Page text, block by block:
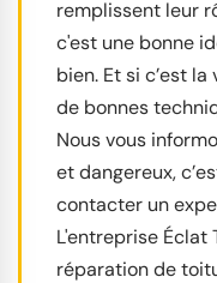
remplissent leur
c'est une bonne
bien. Et si c’est
de bonnes
Nous vous
et dangereux,
contacter un
L'entreprise Éclat
réparation de